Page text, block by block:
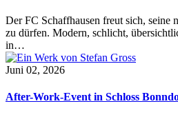
Der FC Schaffhausen freut sich, seine
zu dürfen. Modern, schlicht,
in…
Juni 02, 2026
After-Work-Event in Schloss